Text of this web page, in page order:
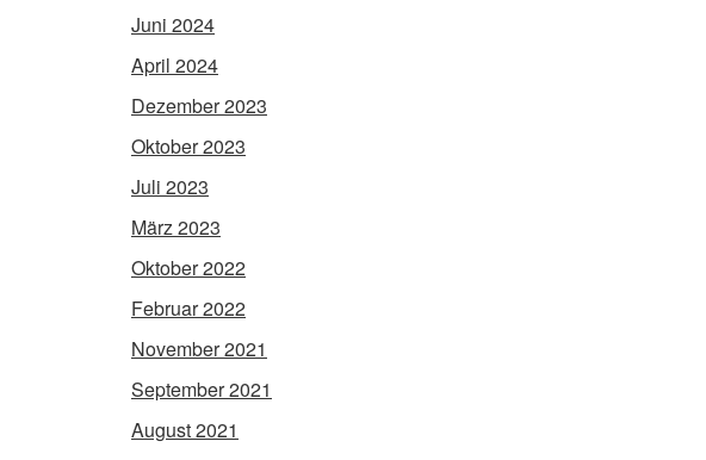
Juni 2024
April 2024
Dezember 2023
Oktober 2023
Juli 2023
März 2023
Oktober 2022
Februar 2022
November 2021
September 2021
August 2021